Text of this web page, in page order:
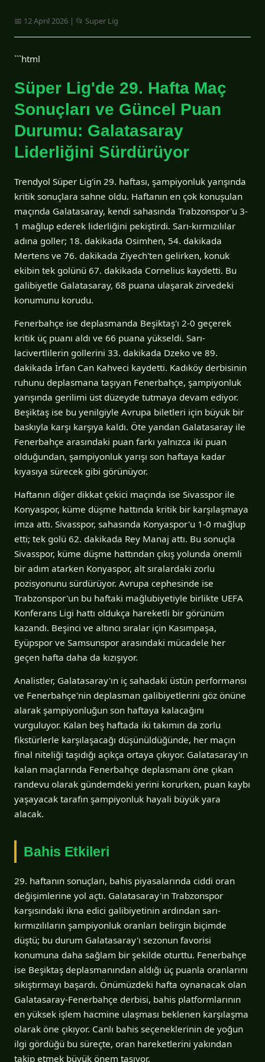
📅 12 April 2026 | 📂 Super Lig
```html
Süper Lig'de 29. Hafta Maç
Sonuçları ve Güncel Puan
Durumu: Galatasaray
Liderliğini Sürdürüyor
Trendyol Süper Lig'in 29. haftası, şampiyonluk yarışında
kritik sonuçlara sahne oldu. Haftanın en çok konuşulan
maçında Galatasaray, kendi sahasında Trabzonspor'u 3-
1 mağlup ederek liderliğini pekiştirdi. Sarı-kırmızılılar
adına goller; 18. dakikada Osimhen, 54. dakikada
Mertens ve 76. dakikada Ziyech'ten gelirken, konuk
ekibin tek golünü 67. dakikada Cornelius kaydetti. Bu
galibiyetle Galatasaray, 68 puana ulaşarak zirvedeki
konumunu korudu.
Fenerbahçe ise deplasmanda Beşiktaş'ı 2-0 geçerek
kritik üç puanı aldı ve 66 puana yükseldi. Sarı-
lacivertlilerin gollerini 33. dakikada Dzeko ve 89.
dakikada İrfan Can Kahveci kaydetti. Kadıköy derbisinin
ruhunu deplasmana taşıyan Fenerbahçe, şampiyonluk
yarışında gerilimi üst düzeyde tutmaya devam ediyor.
Beşiktaş ise bu yenilgiyle Avrupa biletleri için büyük bir
baskıyla karşı karşıya kaldı. Öte yandan Galatasaray ile
Fenerbahçe arasındaki puan farkı yalnızca iki puan
olduğundan, şampiyonluk yarışı son haftaya kadar
kıyasıya sürecek gibi görünüyor.
Haftanın diğer dikkat çekici maçında ise Sivasspor ile
Konyaspor, küme düşme hattında kritik bir karşılaşmaya
imza attı. Sivasspor, sahasında Konyaspor'u 1-0 mağlup
etti; tek golü 62. dakikada Rey Manaj attı. Bu sonuçla
Sivasspor, küme düşme hattından çıkış yolunda önemli
bir adım atarken Konyaspor, alt sıralardaki zorlu
pozisyonunu sürdürüyor. Avrupa cephesinde ise
Trabzonspor'un bu haftaki mağlubiyetiyle birlikte UEFA
Konferans Ligi hattı oldukça hareketli bir görünüm
kazandı. Beşinci ve altıncı sıralar için Kasımpaşa,
Eyüpspor ve Samsunspor arasındaki mücadele her
geçen hafta daha da kızışıyor.
Analistler, Galatasaray'ın iç sahadaki üstün performansı
ve Fenerbahçe'nin deplasman galibiyetlerini göz önüne
alarak şampiyonluğun son haftaya kalacağını
vurguluyor. Kalan beş haftada iki takımın da zorlu
fikstürlerle karşılaşacağı düşünüldüğünde, her maçın
final niteliği taşıdığı açıkça ortaya çıkıyor. Galatasaray'ın
kalan maçlarında Fenerbahçe deplasmanı öne çıkan
randevu olarak gündemdeki yerini korurken, puan kaybı
yaşayacak tarafın şampiyonluk hayali büyük yara
alacak.
Bahis Etkileri
29. haftanın sonuçları, bahis piyasalarında ciddi oran
değişimlerine yol açtı. Galatasaray'ın Trabzonspor
karşısındaki ikna edici galibiyetinin ardından sarı-
kırmızılıların şampiyonluk oranları belirgin biçimde
düştü; bu durum Galatasaray'ı sezonun favorisi
konumuna daha sağlam bir şekilde oturttu. Fenerbahçe
ise Beşiktaş deplasmanından aldığı üç puanla oranlarını
sıkıştırmayı başardı. Önümüzdeki hafta oynanacak olan
Galatasaray-Fenerbahçe derbisi, bahis platformlarının
en yüksek işlem hacmine ulaşması beklenen karşılaşma
olarak öne çıkıyor. Canlı bahis seçeneklerinin de yoğun
ilgi gördüğü bu süreçte, oran hareketlerini yakından
takip etmek büyük önem taşıyor.